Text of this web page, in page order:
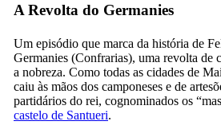
A Revolta do Germanies
Um episódio que marca da história de
Germanies (Confrarias), uma revolta de
a nobreza. Como todas as cidades de
caiu às mãos dos camponeses e de
partidários do rei, cognominados os “
castelo de Santueri.